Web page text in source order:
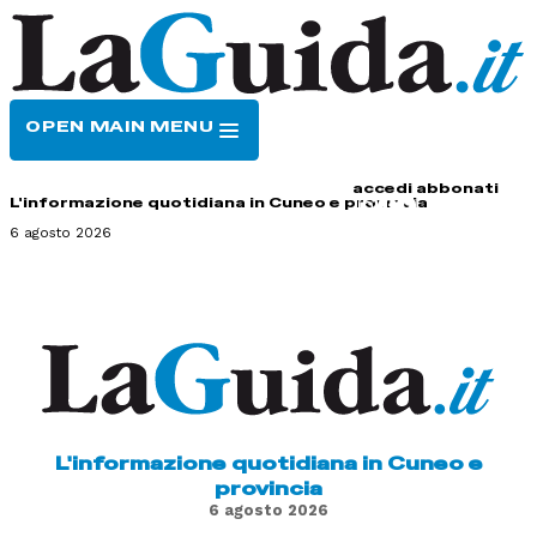
OPEN MAIN MENU
accedi abbonati
L'informazione quotidiana in Cuneo e provincia
6 agosto 2026
L'informazione quotidiana in Cuneo e
provincia
6 agosto 2026